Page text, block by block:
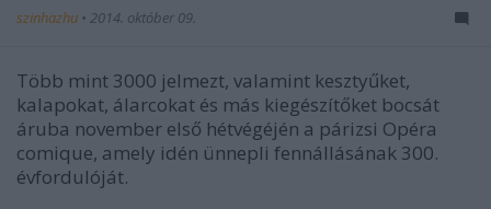
szinhazhu • 2014. október 09.
Több mint 3000 jelmezt, valamint kesztyűket,
kalapokat, álarcokat és más kiegészítőket bocsát
áruba november első hétvégéjén a párizsi Opéra
comique, amely idén ünnepli fennállásának 300.
évfordulóját.